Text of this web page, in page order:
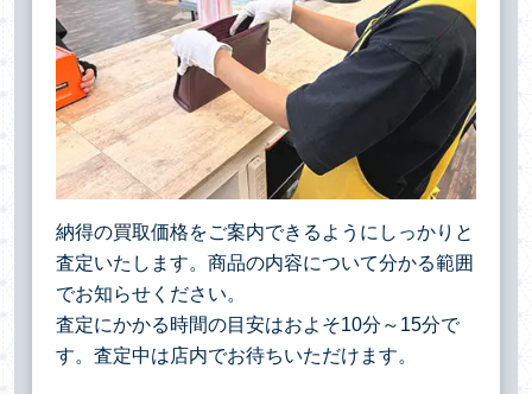
納得の買取価格をご案内できるようにしっかりと
査定いたします。商品の内容について分かる範囲
でお知らせください。
査定にかかる時間の目安はおよそ10分～15分で
す。査定中は店内でお待ちいただけます。